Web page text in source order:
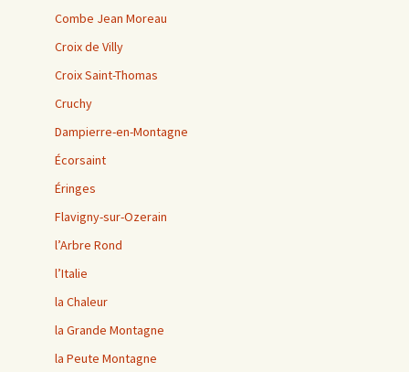
Combe Jean Moreau
Croix de Villy
Croix Saint-Thomas
Cruchy
Dampierre-en-Montagne
Écorsaint
Éringes
Flavigny-sur-Ozerain
l’Arbre Rond
l’Italie
la Chaleur
la Grande Montagne
la Peute Montagne